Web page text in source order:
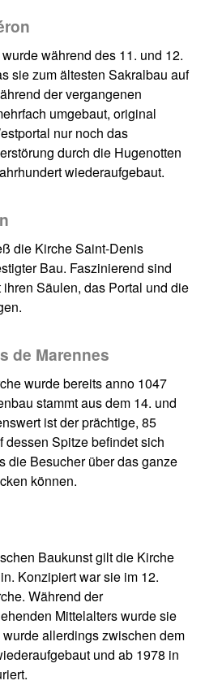
während des 11. und 12.
sie zum ältesten Sakralbau auf
der vergangenen
umgebaut, original
nur noch das
durch die Hugenotten
wiederaufgebaut.
die Kirche Saint-Denis
Bau. Faszinierend sind
Säulen, das Portal und die
de Marennes
wurde bereits anno 1047
stammt aus dem 14. und
ist der prächtige, 85
dessen Spitze befindet sich
die Besucher über das ganze
können.
Baukunst gilt die Kirche
Konzipiert war sie im 12.
Während der
Mittelalters wurde sie
allerdings zwischen dem
und ab 1978 in